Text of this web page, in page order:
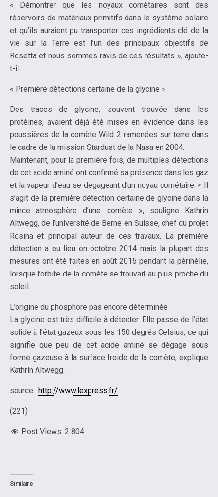
« Démontrer que les noyaux cométaires sont des
réservoirs de matériaux primitifs dans le système solaire
et qu’ils auraient pu transporter ces ingrédients clé de la
vie sur la Terre est l’un des principaux objectifs de
Rosetta et nous sommes ravis de ces résultats », ajoute-
t-il.
« Première détections certaine de la glycine »
Des traces de glycine, souvent trouvée dans les
protéines, avaient déjà été mises en évidence dans les
poussières de la comète Wild 2 ramenées sur terre dans
le cadre de la mission Stardust de la Nasa en 2004.
Maintenant, pour la première fois, de multiples détections
de cet acide aminé ont confirmé sa présence dans les gaz
et la vapeur d’eau se dégageant d’un noyau cométaire. « Il
s’agit de la première détection certaine de glycine dans la
mince atmosphère d’une comète », souligne Kathrin
Altwegg, de l’université de Berne en Suisse, chef du projet
Rosina et principal auteur de ces travaux. La première
détection a eu lieu en octobre 2014 mais la plupart des
mesures ont été faites en août 2015 pendant la périhélie,
lorsque l’orbite de la comète se trouvait au plus proche du
soleil.
L’origine du phosphore pas encore déterminée
La glycine est très difficile à détecter. Elle passe de l’état
solide à l’état gazeux sous les 150 degrés Celsius, ce qui
signifie que peu de cet acide aminé se dégage sous
forme gazeuse à la surface froide de la comète, explique
Kathrin Altwegg.
source : http://www.lexpress.fr/
(221)
Post Views: 2 804
Similaire